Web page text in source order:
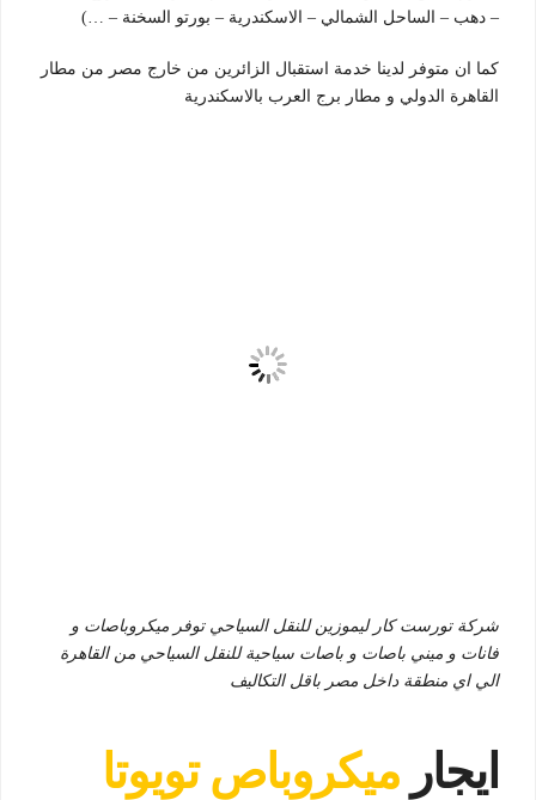
– دهب – الساحل الشمالي – الاسكندرية – بورتو السخنة – …)
كما ان متوفر لدينا خدمة استقبال الزائرين من خارج مصر من مطار
القاهرة الدولي و مطار برج العرب بالاسكندرية
شركة تورست كار ليموزين للنقل السياحي توفر ميكروباصات و
فانات و ميني باصات و باصات سياحية للنقل السياحي من القاهرة
الي اي منطقة داخل مصر باقل التكاليف
ايجار ميكروباص تويوتا